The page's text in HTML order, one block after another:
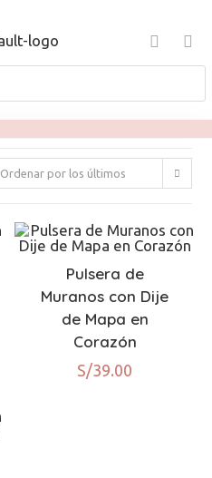
Ordenar por los últimos
Pulsera de
Muranos con Dije
de Mapa en
Corazón
S/39.00